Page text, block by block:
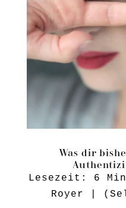
Was dir
Lesezeit: 6
Royer